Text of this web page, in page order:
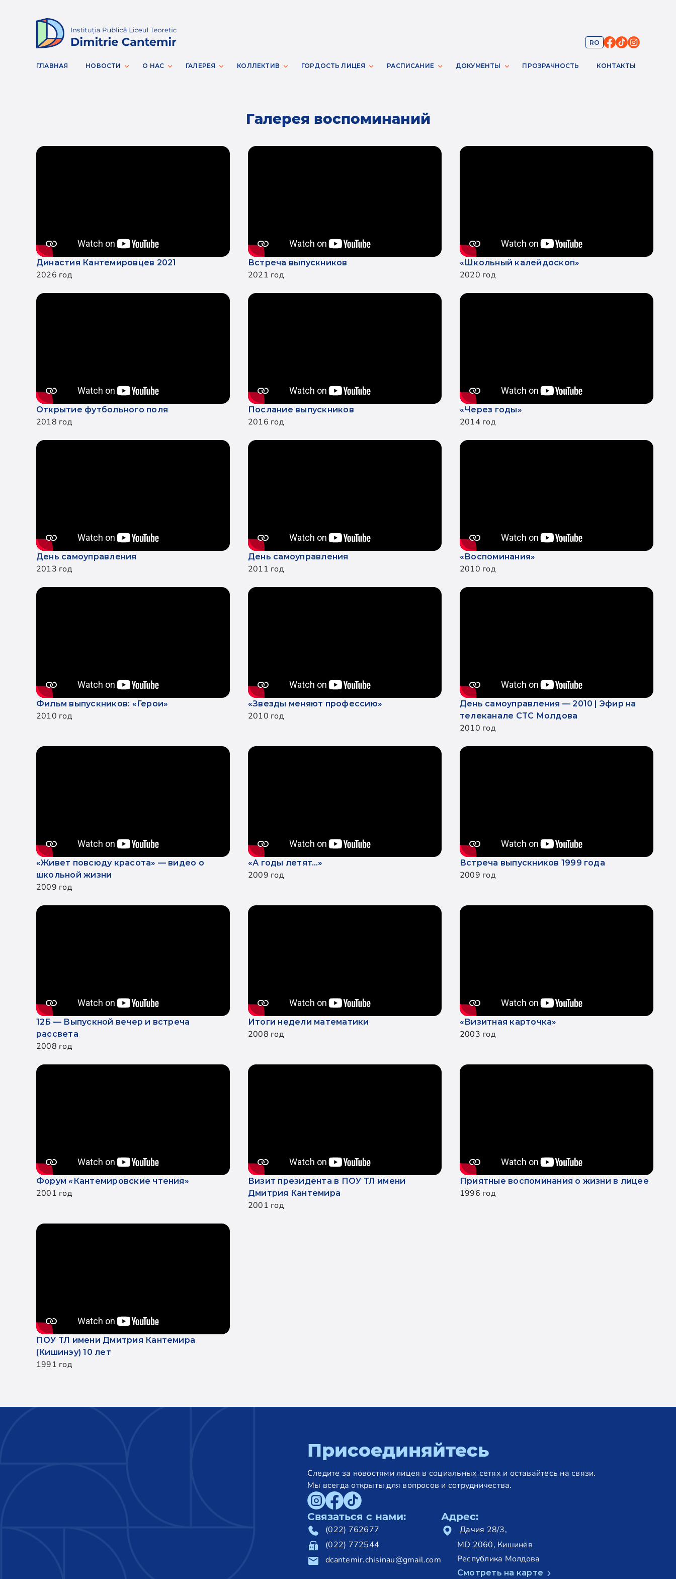
RO
ГЛАВНАЯ НОВОСТИ О НАС ГАЛЕРЕЯ КОЛЛЕКТИВ ГОРДОСТЬ ЛИЦЕЯ РАСПИСАНИЕ ДОКУМЕНТЫ ПРОЗРАЧНОСТЬ КОНТАКТЫ
Галерея воспоминаний
Династия Кантемировцев 2021
2026 год
Встреча выпускников
2021 год
«Школьный калейдоскоп»
2020 год
Открытие футбольного поля
2018 год
Послание выпускников
2016 год
«Через годы»
2014 год
День самоуправления
2013 год
День самоуправления
2011 год
«Воспоминания»
2010 год
Фильм выпускников: «Герои»
2010 год
«Звезды меняют профессию»
2010 год
День самоуправления — 2010 | Эфир на
телеканале СТС Молдова
2010 год
«Живет повсюду красота» — видео о
школьной жизни
2009 год
«А годы летят…»
2009 год
Встреча выпускников 1999 года
2009 год
12Б — Выпускной вечер и встреча
рассвета
2008 год
Итоги недели математики
2008 год
«Визитная карточка»
2003 год
Форум «Кантемировские чтения»
2001 год
Визит президента в ПОУ ТЛ имени
Дмитрия Кантемира
2001 год
Приятные воспоминания о жизни в лицее
1996 год
ПОУ ТЛ имени Дмитрия Кантемира
(Кишинэу) 10 лет
1991 год
Присоединяйтесь
Следите за новостями лицея в социальных сетях и оставайтесь на связи.
Мы всегда открыты для вопросов и сотрудничества.
Связаться с нами:
(022) 762677
(022) 772544
dcantemir.chisinau@gmail.com
Адрес:
Дачия 28/3,
MD 2060, Кишинёв
Республика Молдова
Смотреть на карте